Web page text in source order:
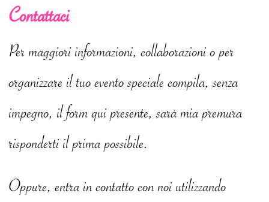
Contattaci
Per maggiori informazioni, collaborazioni o per
organizzare il tuo evento speciale compila, senza
impegno, il form qui presente, sarà mia premura
risponderti il prima possibile.
Oppure, entra in contatto con noi utilizzando